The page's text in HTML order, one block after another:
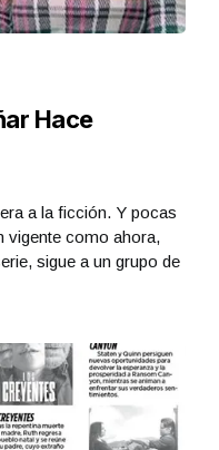
Hace
a la ficción. Y pocas
vigente como ahora,
sigue a un grupo de